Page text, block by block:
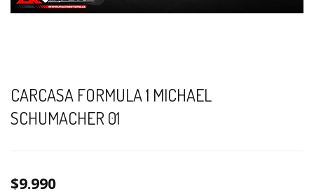
CARCASA FORMULA 1 MICHAEL
SCHUMACHER 01
$9.990